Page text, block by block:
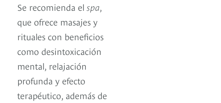
Se recomienda el spa,
que ofrece masajes y
rituales con beneficios
como desintoxicación
mental, relajación
profunda y efecto
terapéutico, además de